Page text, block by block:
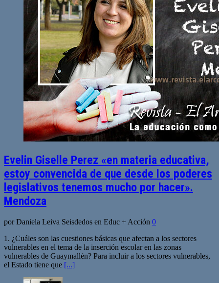
Evelin Giselle Perez «en materia educativa,
estoy convencida de que desde los poderes
legislativos tenemos mucho por hacer».
Mendoza
por Daniela Leiva Seisdedos en Educ + Acción 0
1. ¿Cuáles son las cuestiones básicas que afectan a los sectores
vulnerables en el tema de la inserción escolar en las zonas
vulnerables de Guaymallén? Para incluir a los sectores vulnerables,
el Estado tiene que [...]